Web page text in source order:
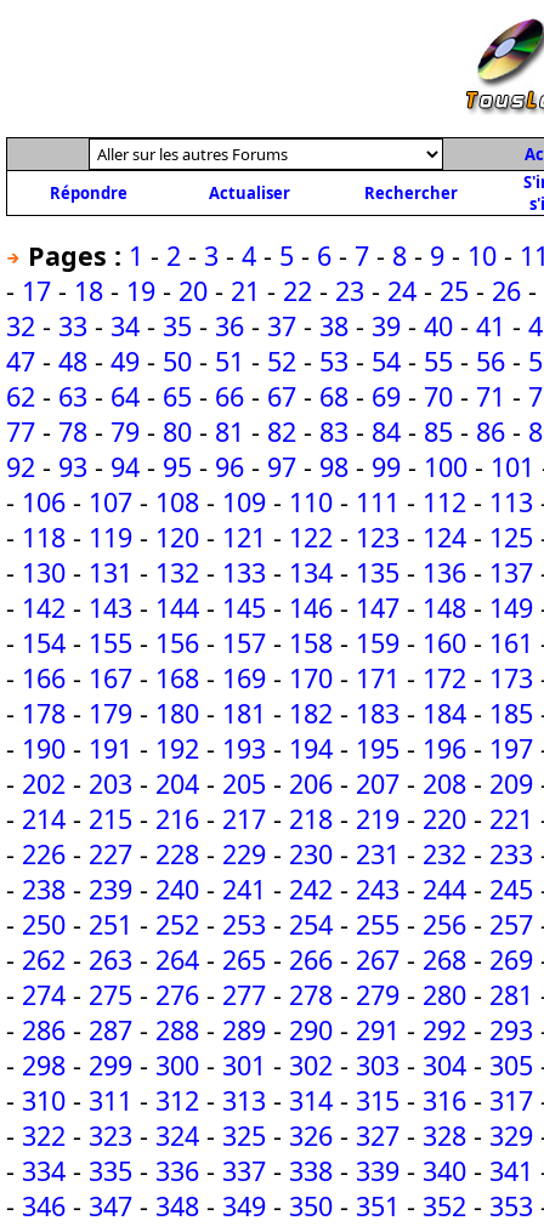
Répondre
Actualiser Rechercher
Pages : 1 - 2 - 3 - 4 - 5 - 6 - 7 - 8 - 9 - 10 -
- 17 - 18 - 19 - 20 - 21 - 22 - 23 - 24 - 25 - 26 -
32 - 33 - 34 - 35 - 36 - 37 - 38 - 39 - 40 - 41 -
47 - 48 - 49 - 50 - 51 - 52 - 53 - 54 - 55 - 56 -
62 - 63 - 64 - 65 - 66 - 67 - 68 - 69 - 70 - 71 -
77 - 78 - 79 - 80 - 81 - 82 - 83 - 84 - 85 - 86 -
92 - 93 - 94 - 95 - 96 - 97 - 98 - 99 - 100 - 101
- 106 - 107 - 108 - 109 - 110 - 111 - 112 - 113
- 118 - 119 - 120 - 121 - 122 - 123 - 124 - 125
- 130 - 131 - 132 - 133 - 134 - 135 - 136 - 137
- 142 - 143 - 144 - 145 - 146 - 147 - 148 - 149
- 154 - 155 - 156 - 157 - 158 - 159 - 160 - 161
- 166 - 167 - 168 - 169 - 170 - 171 - 172 - 173
- 178 - 179 - 180 - 181 - 182 - 183 - 184 - 185
- 190 - 191 - 192 - 193 - 194 - 195 - 196 - 197
- 202 - 203 - 204 - 205 - 206 - 207 - 208 - 209
- 214 - 215 - 216 - 217 - 218 - 219 - 220 - 221
- 226 - 227 - 228 - 229 - 230 - 231 - 232 - 233
- 238 - 239 - 240 - 241 - 242 - 243 - 244 - 245
- 250 - 251 - 252 - 253 - 254 - 255 - 256 - 257
- 262 - 263 - 264 - 265 - 266 - 267 - 268 - 269
- 274 - 275 - 276 - 277 - 278 - 279 - 280 - 281
- 286 - 287 - 288 - 289 - 290 - 291 - 292 - 293
- 298 - 299 - 300 - 301 - 302 - 303 - 304 - 305
- 310 - 311 - 312 - 313 - 314 - 315 - 316 - 317
- 322 - 323 - 324 - 325 - 326 - 327 - 328 - 329
- 334 - 335 - 336 - 337 - 338 - 339 - 340 - 341
- 346 - 347 - 348 - 349 - 350 - 351 - 352 - 353